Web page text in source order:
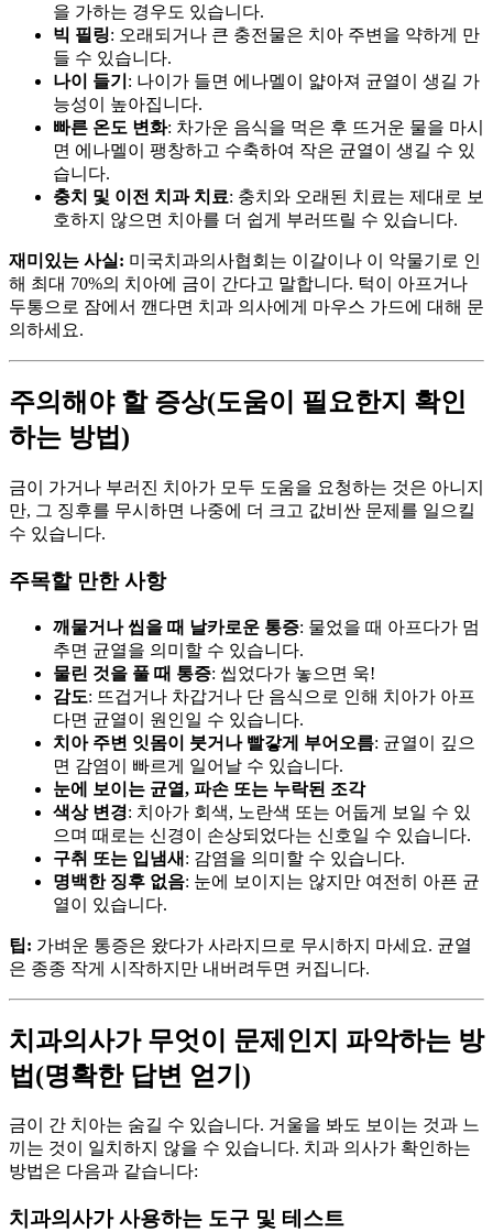
을 가하는 경우도 있습니다.
빅 필링: 오래되거나 큰 충전물은 치아 주변을 약하게 만
들 수 있습니다.
나이 들기 : 나이가 들면 에나멜이 얇아져 균열이 생길 가
능성이 높아집니다.
빠른 온도 변화: 차가운 음식을 먹은 후 뜨거운 물을 마시
면 에나멜이 팽창하고 수축하여 작은 균열이 생길 수 있
습니다.
충치 및 이전 치과 치료: 충치와 오래된 치료는 제대로 보
호하지 않으면 치아를 더 쉽게 부러뜨릴 수 있습니다.
재미있는 사실: 미국치과의사협회는 이갈이나 이 악물기로 인
해 최대 70%의 치아에 금이 간다고 말합니다. 턱이 아프거나
두통으로 잠에서 깬다면 치과 의사에게 마우스 가드에 대해 문
의하세요.
주의해야 할 증상(도움이 필요한지 확인
하는 방법)
금이 가거나 부러진 치아가 모두 도움을 요청하는 것은 아니지
만, 그 징후를 무시하면 나중에 더 크고 값비싼 문제를 일으킬
수 있습니다.
주목할 만한 사항
깨물거나 씹을 때 날카로운 통증: 물었을 때 아프다가 멈
추면 균열을 의미할 수 있습니다.
물린 것을 풀 때 통증: 씹었다가 놓으면 욱!
감도: 뜨겁거나 차갑거나 단 음식으로 인해 치아가 아프
다면 균열이 원인일 수 있습니다.
치아 주변 잇몸이 붓거나 빨갛게 부어오름: 균열이 깊으
면 감염이 빠르게 일어날 수 있습니다.
눈에 보이는 균열, 파손 또는 누락된 조각
색상 변경: 치아가 회색, 노란색 또는 어둡게 보일 수 있
으며 때로는 신경이 손상되었다는 신호일 수 있습니다.
구취 또는 입냄새 : 감염을 의미할 수 있습니다.
명백한 징후 없음: 눈에 보이지는 않지만 여전히 아픈 균
열이 있습니다.
팁: 가벼운 통증은 왔다가 사라지므로 무시하지 마세요. 균열
은 종종 작게 시작하지만 내버려두면 커집니다.
치과의사가 무엇이 문제인지 파악하는 방
법(명확한 답변 얻기)
금이 간 치아는 숨길 수 있습니다. 거울을 봐도 보이는 것과 느
끼는 것이 일치하지 않을 수 있습니다. 치과 의사가 확인하는
방법은 다음과 같습니다:
치과의사가 사용하는 도구 및 테스트